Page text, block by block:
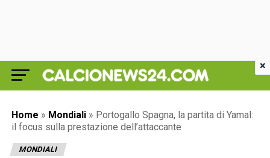
Home » Mondiali » Portogallo Spagna, la partita di Yamal:
il focus sulla prestazione dell’attaccante
MONDIALI
×